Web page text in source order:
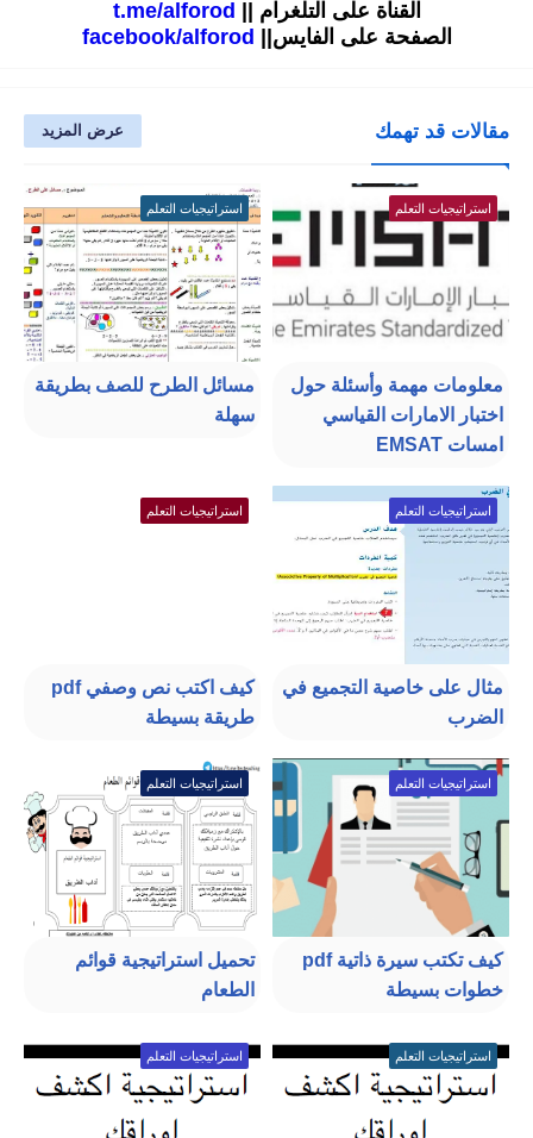
القناة على التلغرام || t.me/alforod
الصفحة على الفايس|| facebook/alforod
مقالات قد تهمك عرض المزيد
استراتيجيات التعلم
معلومات مهمة وأسئلة حول
اختبار الامارات القياسي
امسات EMSAT
استراتيجيات التعلم
مسائل الطرح للصف بطريقة
سهلة
استراتيجيات التعلم
مثال على خاصية التجميع في
الضرب
استراتيجيات التعلم
كيف اكتب نص وصفي pdf
طريقة بسيطة
استراتيجيات التعلم
كيف تكتب سيرة ذاتية pdf
خطوات بسيطة
استراتيجيات التعلم
تحميل استراتيجية قوائم
الطعام
استراتيجيات التعلم استراتيجيات التعلم